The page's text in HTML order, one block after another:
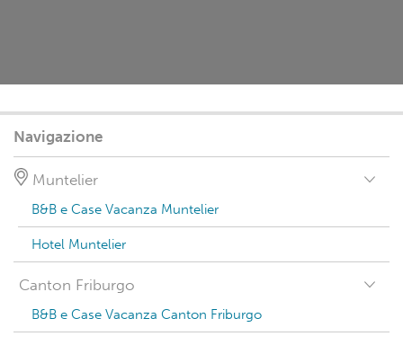
Navigazione
Muntelier
B&B e Case Vacanza Muntelier
Hotel Muntelier
Canton Friburgo
B&B e Case Vacanza Canton Friburgo